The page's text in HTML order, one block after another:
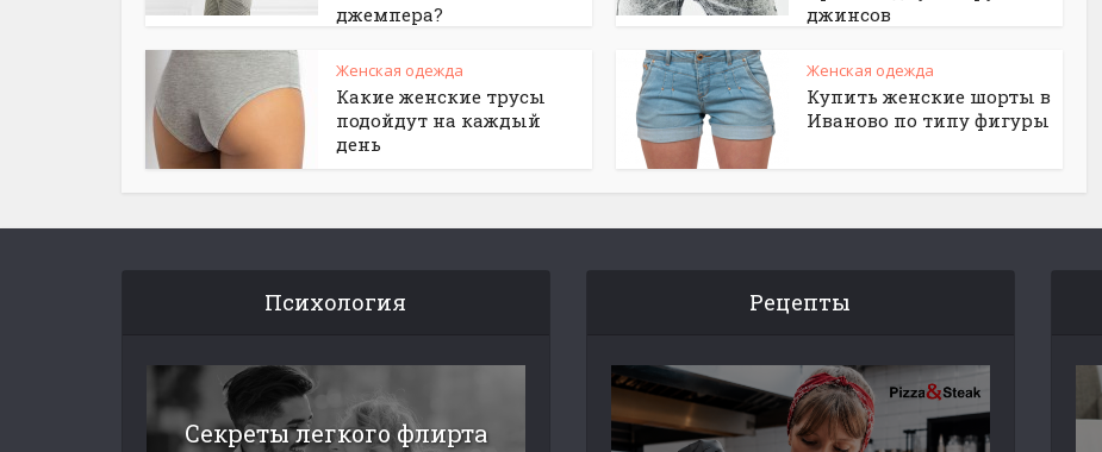
джемпера?
джинсов
Женская одежда
Какие женские трусы
подойдут на каждый
день
Женская одежда
Купить женские шорты в
Иваново по типу фигуры
Психология
Секреты легкого флирта
Рецепты